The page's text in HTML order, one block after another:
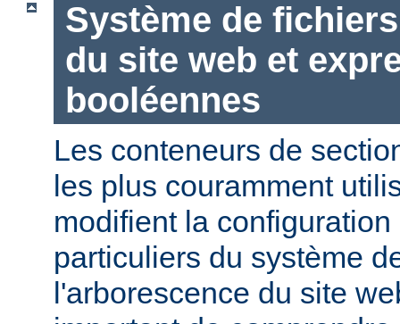
Système de
du site web et
booléennes
Les conteneurs de
les plus couramment
modifient la
particuliers du système
l'arborescence du site